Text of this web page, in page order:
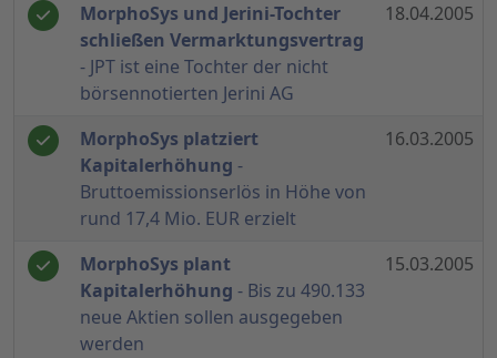
MorphoSys und Jerini-Tochter
schließen Vermarktungsvertrag
- JPT ist eine Tochter der nicht
börsennotierten Jerini AG
18.04.2005
MorphoSys platziert
Kapitalerhöhung -
Bruttoemissionserlös in Höhe von
rund 17,4 Mio. EUR erzielt
16.03.2005
MorphoSys plant
Kapitalerhöhung - Bis zu 490.133
neue Aktien sollen ausgegeben
werden
15.03.2005